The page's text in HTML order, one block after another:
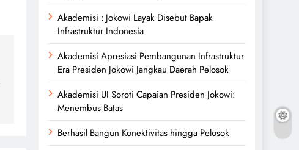
Akademisi : Jokowi Layak Disebut Bapak
Infrastruktur Indonesia
Akademisi Apresiasi Pembangunan Infrastruktur
Era Presiden Jokowi Jangkau Daerah Pelosok
Akademisi UI Soroti Capaian Presiden Jokowi:
Menembus Batas
Berhasil Bangun Konektivitas hingga Pelosok